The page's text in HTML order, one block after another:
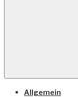
Allgemein